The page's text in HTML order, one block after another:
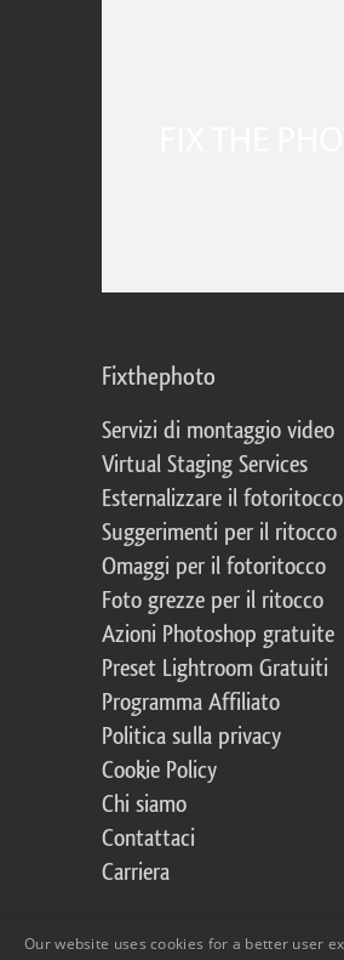
Fixthephoto
Servizi di montaggio video
Virtual Staging Services
Esternalizzare il fotoritocco
Suggerimenti per il ritocco
Omaggi per il fotoritocco
Foto grezze per il ritocco
Azioni Photoshop gratuite
Preset Lightroom Gratuiti
Programma Affiliato
Politica sulla privacy
Cookie Policy
Chi siamo
Contattaci
Carriera
Our website uses cookies for a better user